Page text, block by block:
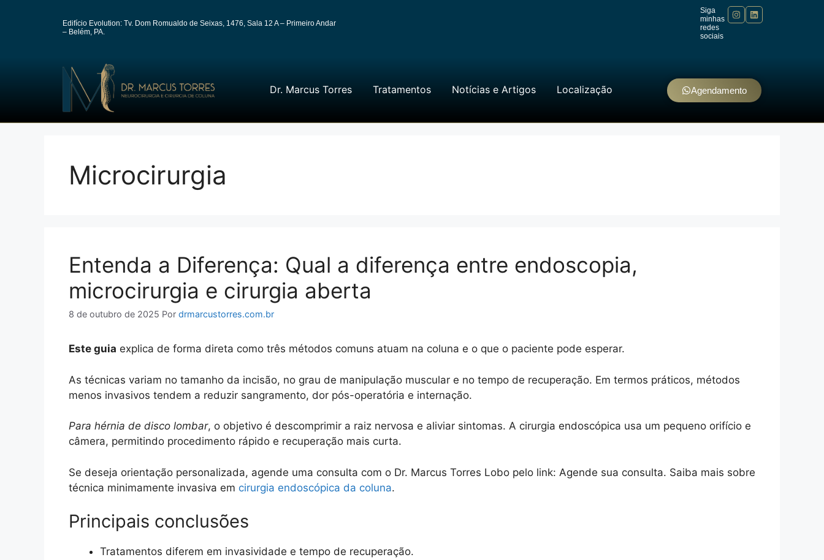
Edifício Evolution: Tv. Dom Romualdo de Seixas, 1476, Sala 12 A – Primeiro Andar
– Belém, PA.
Siga
minhas
redes
sociais
Dr. Marcus Torres Tratamentos Notícias e Artigos Localização Agendamento
Microcirurgia
Entenda a Diferença: Qual a diferença entre endoscopia,
microcirurgia e cirurgia aberta
8 de outubro de 2025 Por drmarcustorres.com.br
Este guia explica de forma direta como três métodos comuns atuam na coluna e o que o paciente pode esperar.
As técnicas variam no tamanho da incisão, no grau de manipulação muscular e no tempo de recuperação. Em termos práticos, métodos
menos invasivos tendem a reduzir sangramento, dor pós-operatória e internação.
Para hérnia de disco lombar, o objetivo é descomprimir a raiz nervosa e aliviar sintomas. A cirurgia endoscópica usa um pequeno orifício e
câmera, permitindo procedimento rápido e recuperação mais curta.
Se deseja orientação personalizada, agende uma consulta com o Dr. Marcus Torres Lobo pelo link: Agende sua consulta. Saiba mais sobre
técnica minimamente invasiva em cirurgia endoscópica da coluna.
Principais conclusões
Tratamentos diferem em invasividade e tempo de recuperação.